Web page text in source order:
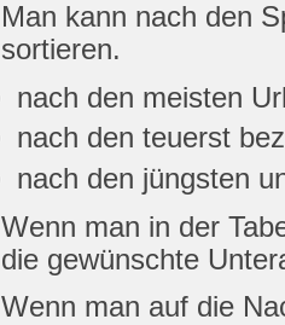
Man kann nach den
sortieren.
nach den meisten
nach den teuerst
nach den jüngsten
Wenn man in der
die gewünschte
Wenn man auf die